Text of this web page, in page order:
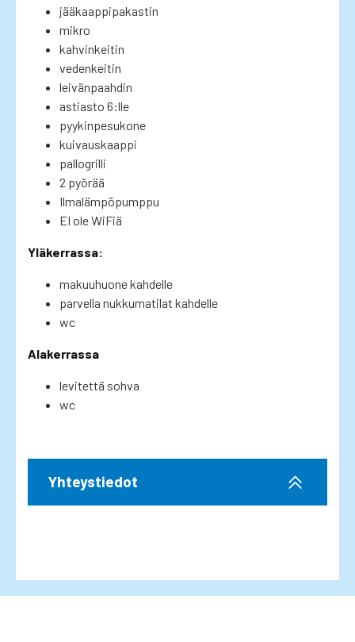
jääkaappipakastin
mikro
kahvinkeitin
vedenkeitin
leivänpaahdin
astiasto 6:lle
pyykinpesukone
kuivauskaappi
pallogrilli
2 pyörää
Ilmalämpöpumppu
EI ole WiFiä
Yläkerrassa:
makuuhuone kahdelle
parvella nukkumatilat kahdelle
wc
Alakerrassa
levitettä sohva
wc
Yhteystiedot